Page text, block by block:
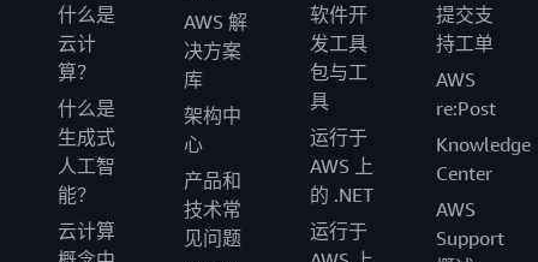
什么是
云计
算？
什么是
生成式
人工智
能？
云计算
AWS 解
决方案
库
架构中
心
产品和
技术常
见问题
软件开
发工具
包与工
具
运行于
AWS 上
的 .NET
运行于
提交支
持工单
AWS
re:Post
Knowledge
Center
AWS
Support